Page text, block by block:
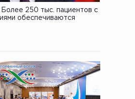
250 тыс. пациентов с
обеспечиваются